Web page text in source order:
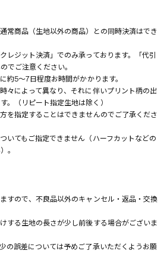
常商品（生地以外の商品）との同時決済はでき
レジット決済」でのみ承っております。「代引
でご注意ください。
約5～7日程度お時間がかかります。
々によって異なり、それに伴いプリント柄の出
。（リピート指定生地は除く）
を指定することはできませんのでご了承くださ
いてもご指定できません（ハーフカットなどの
。
すので、不良品以外のキャンセル・返品・交換
する生地の長さが少し前後する場合がございま
の誤差については予めご了承いただくようお願